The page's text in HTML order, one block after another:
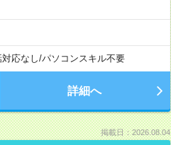
応なし/パソコンスキル不要
詳細へ
掲載日：2026.08.04